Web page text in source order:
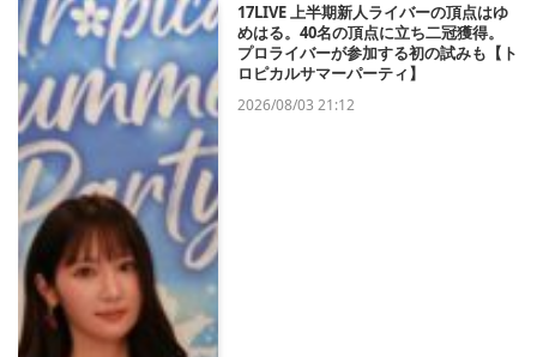
17LIVE 上半期新人ライバーの頂点はゆ
めはる。40名の頂点に立ち二冠獲得。
プロライバーが参加する初の試みも【ト
ロピカルサマーパーティ】
2026/08/03 21:12